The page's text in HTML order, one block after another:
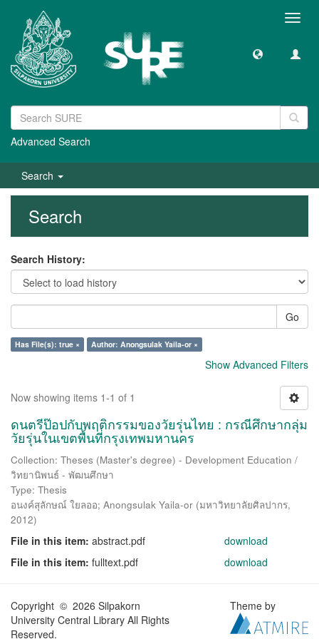
Advanced Search
Search
Search
Search History:
Go
Has File(s): true × Author: Anongsulak Yaila-or ×
Show Advanced Filters
Now showing items 1-1 of 1
ดนตรีป๊อปกับพฤติกรรมของวัยรุ่นไทย : กรณีศึกษากลุ่ม
วัยรุ่นในเขตพื้นที่กรุงเทพมหานคร
Collection: Theses (Master's degree) - Development Education /
วิทยานิพนธ์ - พัฒนศึกษา
Type: Thesis
อนงค์สุลักษณ์ ใยลออ; Anongsulak Yaila-or (มหาวิทยาลัยศิลปากร,
2012)
File in this item: abstract.pdf
download
File in this item: fulltext.pdf download
Copyright © 2026 Silpakorn
University Central Library All Rights
Reserved.
Theme by